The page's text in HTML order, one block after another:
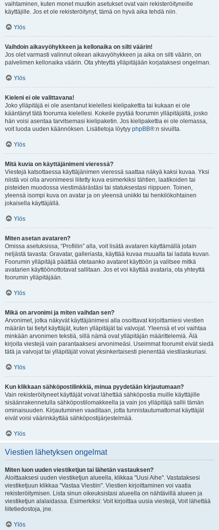
vaihtaminen, kuten monet muutkin asetukset ovat vain rekisteröityneille
käyttäjille. Jos et ole rekisteröitynyt, tämä on hyvä aika tehdä niin.
Ylös
Vaihdoin aikavyöhykkeen ja kellonaika on silti väärin!
Jos olet varmasti valinnut oikean aikavyöhykkeen ja aika on silti väärin, on
palvelimen kellonaika väärin. Ota yhteyttä ylläpitäjään korjataksesi ongelman.
Ylös
Kieleni ei ole valittavana!
Joko ylläpitäjä ei ole asentanut kielellesi kielipakettia tai kukaan ei ole
kääntänyt tätä foorumia kielellesi. Kokeile pyytää foorumin ylläpitäjältä, josko
hän voisi asentaa tarvitsemasi kielipaketin. Jos kielipakettia ei ole olemassa,
voit luoda uuden käännöksen. Lisätietoja löytyy phpBB®:n sivuilta.
Ylös
Mitä kuvia on käyttäjänimeni vieressä?
Viestejä katsottaessa käyttäjänimen vieressä saattaa näkyä kaksi kuvaa. Yksi
niistä voi olla arvonimeesi liitetty kuva esimerkiksi tähtien, laatikoiden tai
pisteiden muodossa viestimäärästäsi tai statuksestasi riippuen. Toinen,
yleensä isompi kuva on avatar ja on yleensä uniikki tai henkilökohtainen
jokaisella käyttäjällä.
Ylös
Miten asetan avataren?
Omissa asetuksissa, “Profiilin” alla, voit lisätä avataren käyttämällä jotain
neljästä tavasta: Gravatar, galleriasta, käyttää kuvaa muualta tai ladata kuvan.
Foorumin ylläpitäjä päättää otetaanko avataret käyttöön ja valitsee mitkä
avatarien käyttöönottotavat sallitaan. Jos et voi käyttää avataria, ota yhteyttä
foorumin ylläpitäjään.
Ylös
Mikä on arvonimi ja miten vaihdan sen?
Arvonimet, jotka näkyvät käyttäjänimesi alla osoittavat kirjoittamiesi viestien
määrän tai tietyt käyttäjät, kuten ylläpitäjät tai valvojat. Yleensä et voi vaihtaa
minkään arvonimen tekstiä, sillä nämä ovat ylläpitäjän määrittelemiä. Älä
kirjoita viestejä vain parantaaksesi arvonimeäsi. Useimmat foorumit eivät siedä
tätä ja valvojat tai ylläpitäjät voivat yksinkertaisesti pienentää viestilaskuriasi.
Ylös
Kun klikkaan sähköpostilinkkiä, minua pyydetään kirjautumaan?
Vain rekisteröityneet käyttäjät voivat lähettää sähköpostia muille käyttäjille
sisäänrakennetulla sähköpostilomakkeella ja vain jos ylläpitäjä sallii tämän
ominaisuuden. Kirjautuminen vaaditaan, jotta tunnistautumattomat käyttäjät
eivät voisi väärinkäyttää sähköpostijärjestelmää.
Ylös
Viestien lähetyksen ongelmat
Miten luon uuden viestiketjun tai lähetän vastauksen?
Aloittaaksesi uuden viestiketjun alueella, klikkaa "Uusi Aihe". Vastataksesi
viestiketjuun klikkaa "Vastaa Viestiin". Viestien kirjoittaminen voi vaatia
rekisteröitymisen. Lista sinun oikeuksistasi alueella on nähtävillä alueen ja
viestiketjun alalaidassa. Esimerkiksi: Voit kirjoittaa uusia viestejä, Voit lähettää
liitetiedostoja, jne.
Ylös